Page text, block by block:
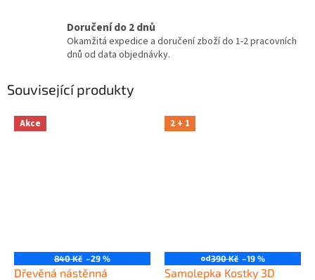
Doručení do 2 dnů
Okamžitá expedice a doručení zboží do 1-2 pracovních
dnů od data objednávky.
Související produkty
Akce
840 Kč –29 %
Dřevěná nástěnná
2 + 1
od390 Kč –19 %
Samolepka Kostky 3D